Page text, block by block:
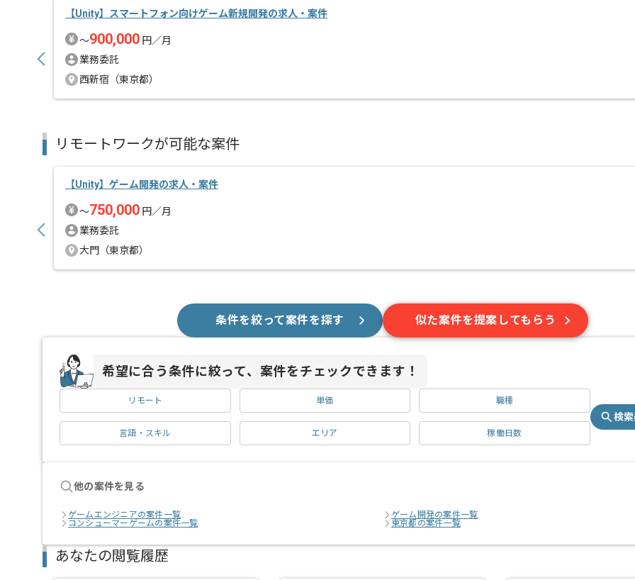
【Unity】スマートフォン向けゲーム新規開発の求人・案件
〜900,000 円／月
業務委託
西新宿（東京都）
リモートワークが可能な案件
【Unity】ゲーム開発の求人・案件
〜750,000 円／月
業務委託
大門（東京都）
条件を絞って案件を探す 似た案件を提案してもらう
希望に合う条件に絞って、案件をチェックできます！
リモート 単価 職種
言語・スキル エリア 稼働日数
検
他の案件を見る
ゲームエンジニアの案件一覧
ゲーム開発の案件一覧
コンシューマーゲームの案件一覧
東京都の案件一覧
あなたの閲覧履歴